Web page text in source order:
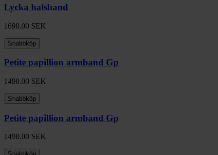
Lycka halsband
1690.00 SEK
Snabbköp
Petite papillion armband Gp
1490.00 SEK
Snabbköp
Petite papillion armband Gp
1490.00 SEK